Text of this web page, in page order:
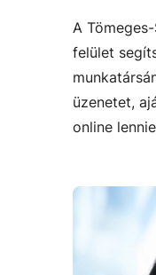
A
felület
üzenetet,
online